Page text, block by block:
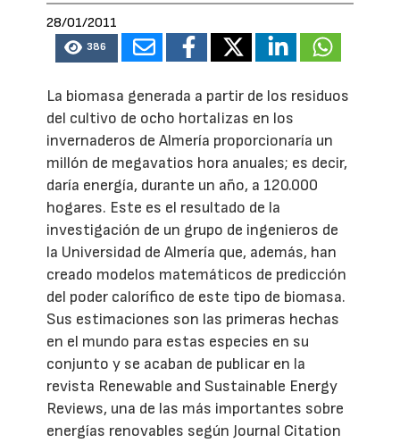
28/01/2011
386
La biomasa generada a partir de los residuos
del cultivo de ocho hortalizas en los
invernaderos de Almería proporcionaría un
millón de megavatios hora anuales; es decir,
daría energía, durante un año, a 120.000
hogares. Este es el resultado de la
investigación de un grupo de ingenieros de
la Universidad de Almería que, además, han
creado modelos matemáticos de predicción
del poder calorífico de este tipo de biomasa.
Sus estimaciones son las primeras hechas
en el mundo para estas especies en su
conjunto y se acaban de publicar en la
revista Renewable and Sustainable Energy
Reviews, una de las más importantes sobre
energías renovables según Journal Citation